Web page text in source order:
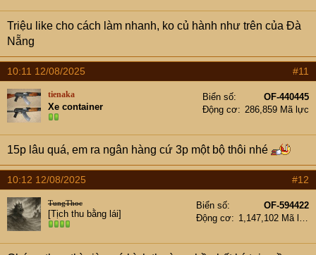
s
:
Triệu like cho cách làm nhanh, ko củ hành như trên của Đà
Nẵng
10:11 12/08/2025 #11
tienaka
Xe container
Biển số
OF-440445
Động cơ
286,859 Mã lực
15p lâu quá, em ra ngân hàng cứ 3p một bộ thôi nhé
10:12 12/08/2025 #12
TungThoc
[Tịch thu bằng lái]
Biển số
OF-594422
Động cơ